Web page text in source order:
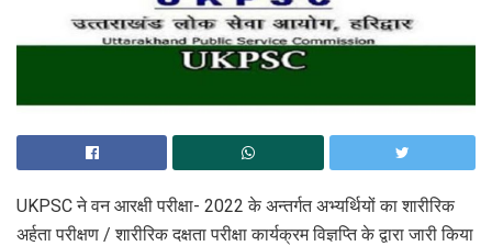
UKPSC ने वन आरक्षी परीक्षा- 2022 के अन्तर्गत अभ्यर्थियों का शारीरिक
अर्हता परीक्षण / शारीरिक दक्षता परीक्षा कार्यक्रम विज्ञप्ति के द्वारा जारी किया